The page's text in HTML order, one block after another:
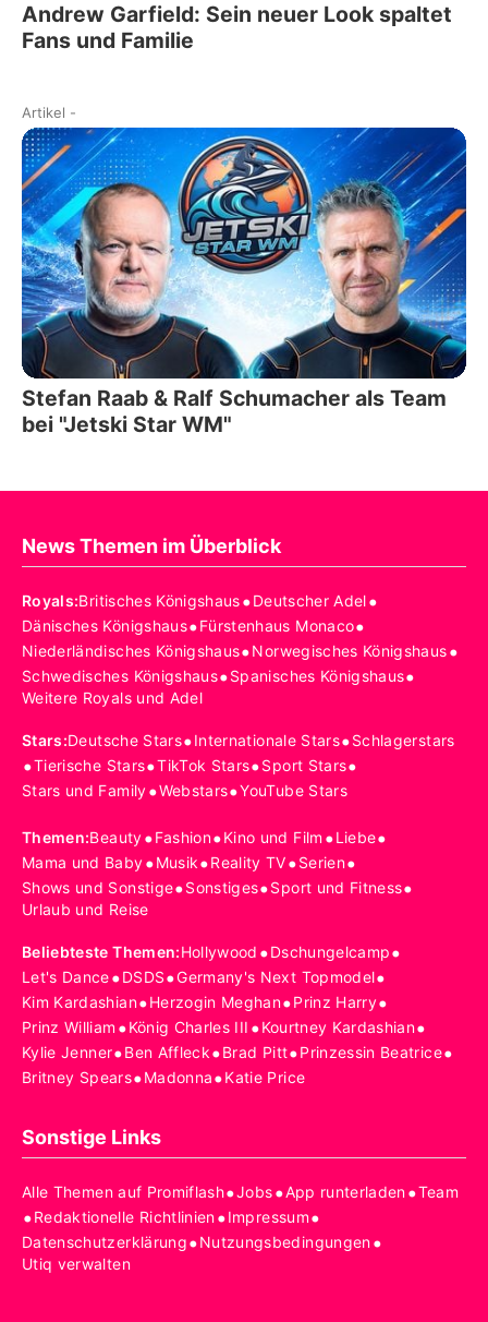
Andrew Garfield: Sein neuer Look spaltet
Fans und Familie
Artikel -
Stefan Raab & Ralf Schumacher als Team
bei "Jetski Star WM"
News Themen im Überblick
Royals:Britisches Königshaus•Deutscher Adel•
Dänisches Königshaus•Fürstenhaus Monaco•
Niederländisches Königshaus•Norwegisches Königshaus•
Schwedisches Königshaus•Spanisches Königshaus•
Weitere Royals und Adel
Stars:Deutsche Stars•Internationale Stars•Schlagerstars
•Tierische Stars•TikTok Stars•Sport Stars•
Stars und Family•Webstars•YouTube Stars
Themen:Beauty•Fashion•Kino und Film •Liebe•
Mama und Baby•Musik•Reality TV•Serien•
Shows und Sonstige•Sonstiges•Sport und Fitness•
Urlaub und Reise
Beliebteste Themen:Hollywood •Dschungelcamp•
Let's Dance•DSDS•Germany's Next Topmodel•
Kim Kardashian•Herzogin Meghan•Prinz Harry•
Prinz William •König Charles III •Kourtney Kardashian•
Kylie Jenner•Ben Affleck•Brad Pitt•Prinzessin Beatrice•
Britney Spears•Madonna•Katie Price
Sonstige Links
Alle Themen auf Promiflash•Jobs•App runterladen•Team
•Redaktionelle Richtlinien•Impressum•
Datenschutzerklärung•Nutzungsbedingungen•
Utiq verwalten